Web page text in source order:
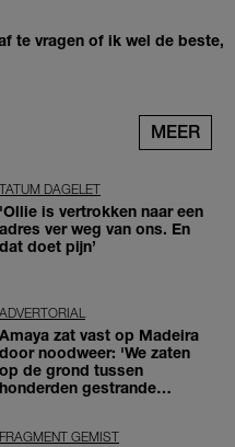
te vragen of ik wel de beste,
MEER
TATUM DAGELET
'Ollie is vertrokken naar een
adres ver weg van ons. En
dat doet pijn’
ADVERTORIAL
Amaya zat vast op Madeira
door noodweer: 'We zaten
op de grond tussen
honderden gestrande
FRAGMENT GEMIST